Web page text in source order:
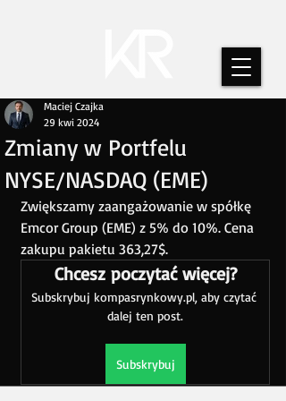
Zmiany w Portfelu
NYSE/NASDAQ (EME)
Maciej Czajka
29 kwi 2024
Zwiększamy zaangażowanie w spółkę
Emcor Group (EME) z 5% do 10%. Cena
zakupu pakietu 363,27$.
Chcesz poczytać więcej?
Subskrybuj kompasrynkowy.pl, aby czytać
dalej ten post.
Subskrybuj